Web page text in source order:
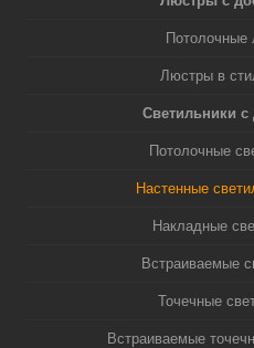
Потолочные
Люстры в
Светильники с
Потолочные
Настенные
Накладные
Встраиваемые
Точечные
Встраиваемые